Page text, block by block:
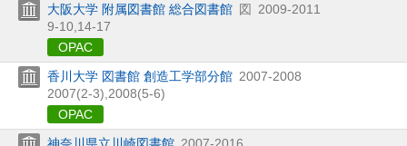
大阪大学 附属図書館 総合図書館 図 2009-2011
9-10, 14-17
OPAC
香川大学 図書館 創造工学部分館 2007-2008
2007(2-3), 2008(5-6)
OPAC
神奈川県立川崎図書館 2007-2016